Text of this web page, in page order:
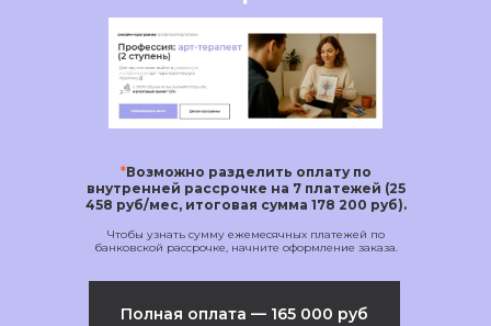
Полная оплата — 165 000 руб
*Возможно разделить оплату по
внутренней рассрочке на 7 платежей (25
458 руб/мес, итоговая сумма 178 200 руб).
Чтобы узнать сумму ежемесячных платежей по
банковской рассрочке, начните оформление заказа.